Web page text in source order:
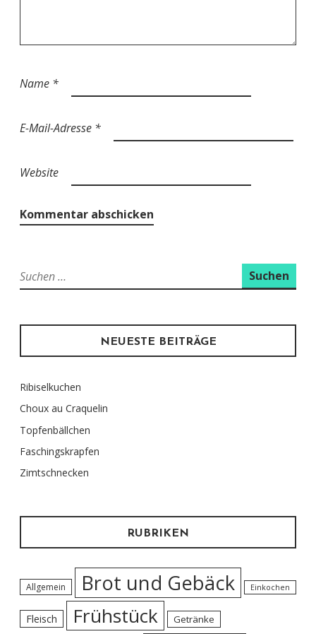
Name *
E-Mail-Adresse *
Website
Suchen
nach:
NEUESTE BEITRÄGE
Ribiselkuchen
Choux au Craquelin
Topfenbällchen
Faschingskrapfen
Zimtschnecken
RUBRIKEN
Allgemein Brot und Gebäck Einkochen
Fleisch Frühstück Getränke